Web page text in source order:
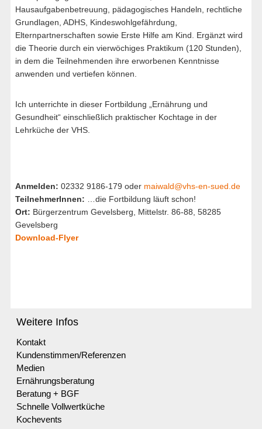
Hausaufgabenbetreuung, pädagogisches Handeln, rechtliche
Grundlagen, ADHS, Kindeswohlgefährdung,
Elternpartnerschaften sowie Erste Hilfe am Kind. Ergänzt wird
die Theorie durch ein vierwöchiges Praktikum (120 Stunden),
in dem die Teilnehmenden ihre erworbenen Kenntnisse
anwenden und vertiefen können.
Ich unterrichte in dieser Fortbildung „Ernährung und
Gesundheit“ einschließlich praktischer Kochtage in der
Lehrküche der VHS.
Anmelden: 02332 9186-179 oder maiwald@vhs-en-sued.de
TeilnehmerInnen: …die Fortbildung läuft schon!
Ort: Bürgerzentrum Gevelsberg, Mittelstr. 86-88, 58285
Gevelsberg
Download-Flyer
Weitere Infos
Kontakt
Kundenstimmen/Referenzen
Medien
Ernährungsberatung
Beratung + BGF
Schnelle Vollwertküche
Kochevents